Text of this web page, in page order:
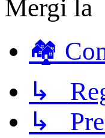
Mergi la
🏘️
↳
↳